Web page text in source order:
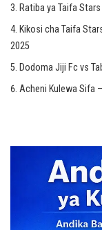
Ratiba ya Taifa
Kikosi cha Taifa
2025
Dodoma Jiji Fc vs
Acheni Kulewa Sifa